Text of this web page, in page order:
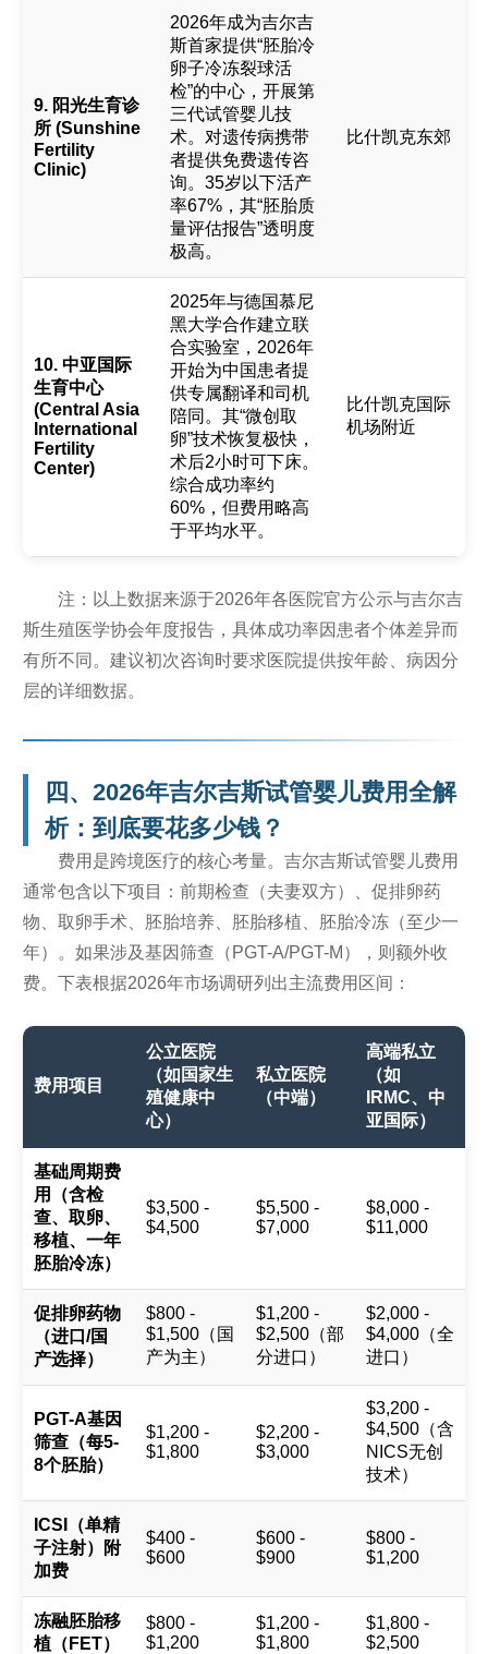
9. 阳光生育诊
所 (Sunshine
Fertility
Clinic)
2026年成为吉尔吉
斯首家提供“胚胎冷
卵子冷冻裂球活
检”的中心，开展第
三代试管婴儿技
术。对遗传病携带
者提供免费遗传咨
询。35岁以下活产
率67%，其“胚胎质
量评估报告”透明度
极高。
比什凯克东郊
10. 中亚国际
生育中心
(Central Asia
International
Fertility
Center)
2025年与德国慕尼
黑大学合作建立联
合实验室，2026年
开始为中国患者提
供专属翻译和司机
陪同。其“微创取
卵”技术恢复极快，
术后2小时可下床。
综合成功率约
60%，但费用略高
于平均水平。
比什凯克国际
机场附近
注：以上数据来源于2026年各医院官方公示与吉尔吉
斯生殖医学协会年度报告，具体成功率因患者个体差异而
有所不同。建议初次咨询时要求医院提供按年龄、病因分
层的详细数据。
四、2026年吉尔吉斯试管婴儿费用全解
析：到底要花多少钱？
费用是跨境医疗的核心考量。吉尔吉斯试管婴儿费用
通常包含以下项目：前期检查（夫妻双方）、促排卵药
物、取卵手术、胚胎培养、胚胎移植、胚胎冷冻（至少一
年）。如果涉及基因筛查（PGT-A/PGT-M），则额外收
费。下表根据2026年市场调研列出主流费用区间：
费用项目
公立医院
（如国家生
殖健康中
心）
私立医院
（中端）
高端私立
（如
IRMC、中
亚国际）
基础周期费
用（含检
查、取卵、
移植、一年
胚胎冷冻）
$3,500 -
$4,500
$5,500 -
$7,000
$8,000 -
$11,000
促排卵药物
（进口/国
产选择）
$800 -
$1,500（国
产为主）
$1,200 -
$2,500（部
分进口）
$2,000 -
$4,000（全
进口）
PGT-A基因
筛查（每5-
8个胚胎）
$1,200 -
$1,800
$2,200 -
$3,000
$3,200 -
$4,500（含
NICS无创
技术）
ICSI（单精
子注射）附
加费
$400 -
$600
$600 -
$900
$800 -
$1,200
冻融胚胎移
植（FET）
$800 -
$1,200
$1,200 -
$1,800
$1,800 -
$2,500